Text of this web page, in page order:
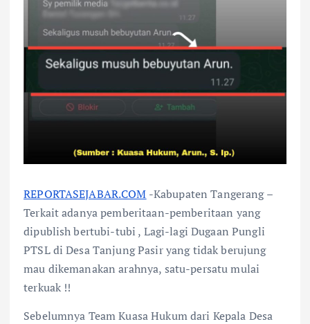
REPORTASEJABAR.COM -Kabupaten Tangerang –
Terkait adanya pemberitaan-pemberitaan yang
dipublish bertubi-tubi , Lagi-lagi Dugaan Pungli
PTSL di Desa Tanjung Pasir yang tidak berujung
mau dikemanakan arahnya, satu-persatu mulai
terkuak !!
Sebelumnya Team Kuasa Hukum dari Kepala Desa